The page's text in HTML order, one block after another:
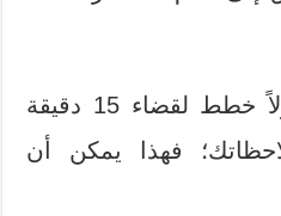
– حتى إذا كنت مشغولاً خطط لقضاء 15 دقيقة
فهذا يمكن أن